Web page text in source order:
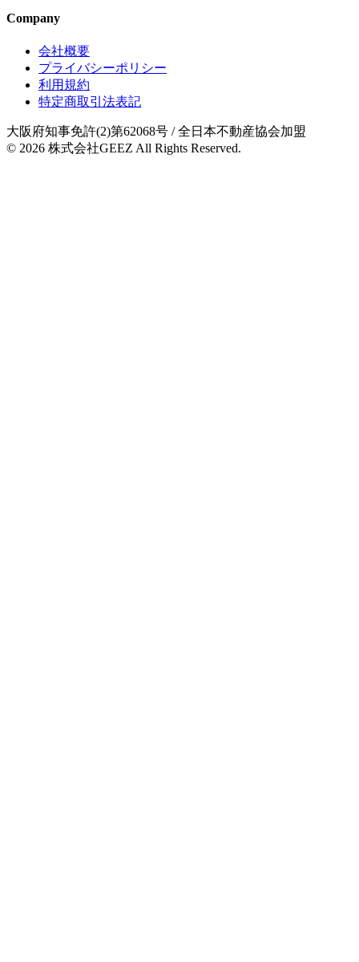
Company
会社概要
プライバシーポリシー
利用規約
特定商取引法表記
大阪府知事免許(2)第62068号 / 全日本不動産協会加盟
© 2026 株式会社GEEZ All Rights Reserved.